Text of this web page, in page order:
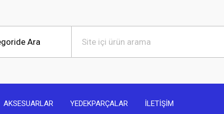
AKSESUARLAR YEDEKPARÇALAR İLETİŞİM